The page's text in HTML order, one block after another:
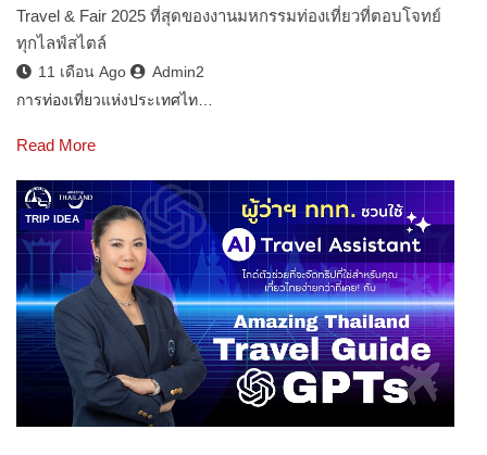
Travel & Fair 2025 ที่สุดของงานมหกรรมท่องเที่ยวที่ตอบโจทย์
ทุกไลฟ์สไตล์
11 เดือน Ago
Admin2
การท่องเที่ยวแห่งประเทศไท…
Read More
TRIP IDEA